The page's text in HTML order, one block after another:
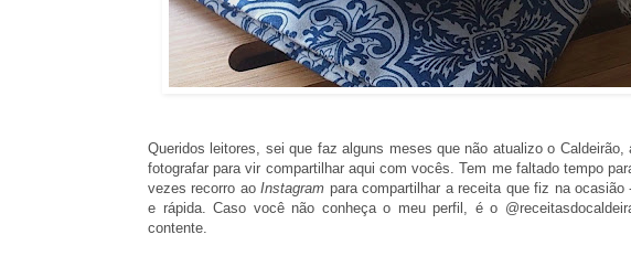
Queridos leitores, sei que faz alguns meses que não atualizo o
fotografar para vir compartilhar aqui com vocês. Tem me faltado tempo
vezes recorro aoInstagram para compartilhar a receita que fiz na
e rápida. Caso você não conheça o meu perfil, é o
contente.